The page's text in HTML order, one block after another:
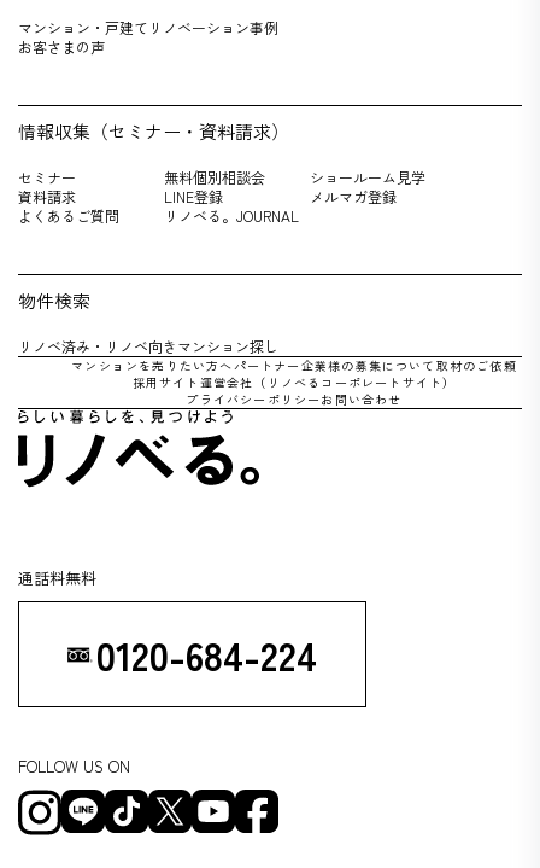
通話料無料
0120-684-224
FOLLOW US ON
マンション・戸建てリノベーション事例
お客さまの声
情報収集（セミナー・資料請求）
セミナー 無料個別相談会
ショールーム見学
資料請求
LINE登録
メルマガ登録
よくあるご質問
リノベる。JOURNAL
物件検索
リノベ済み・リノベ向きマンション探し
マンションを売りたい方へパートナー企業様の募集について 取材のご依頼
採用サイト 運営会社（リノべるコーポレートサイト）
プライバシーポリシー お問い合わせ